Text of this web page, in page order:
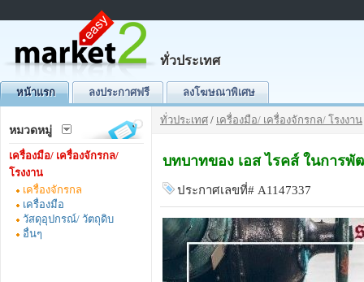
ทั่วประเทศ
หน้าแรก ลงประกาศฟรี ลงโฆษณาพิเศษ
หมวดหมู่
เครื่องมือ/ เครื่องจักรกล/
โรงงาน
เครื่องจักรกล
เครื่องมือ
วัสดุอุปกรณ์/ วัตถุดิบ
อื่นๆ
ทั่วประเทศ / เครื่องมือ/ เครื่องจักรกล/ โรงงาน
บทบาทของ เอส ไรคส์ ในการ
ประกาศเลขที่# A1147337